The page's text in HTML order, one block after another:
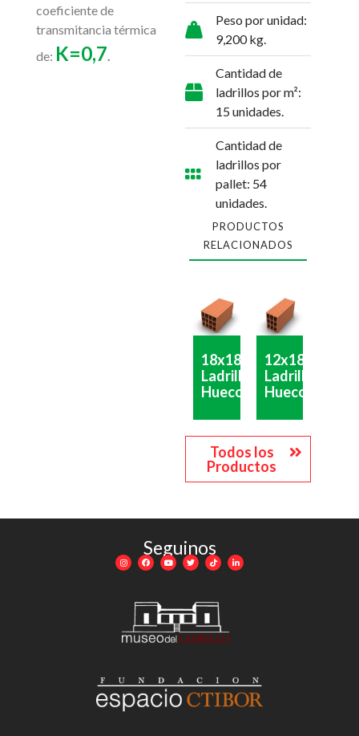
coeficiente de
transmitancia térmica
de: K=0,7.
Peso por unidad:
9,200 kg.
Cantidad de
ladrillos por m²:
15 unidades.
Cantidad de
ladrillos por
pallet: 54
unidades.
PRODUCTOS
RELACIONADOS
18x18x33
Ladrillo
Hueco
12x18x33
Ladrillo
Hueco
Todos los
Productos
Seguinos